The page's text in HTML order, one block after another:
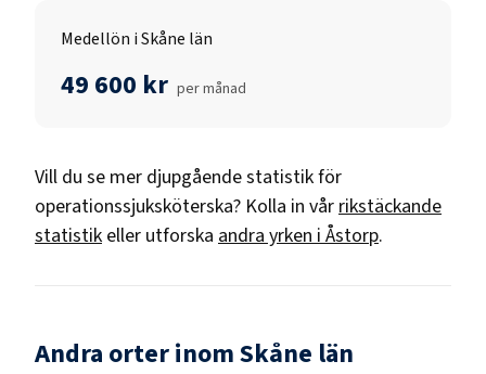
Medellön i Skåne län
49 600 kr per månad
Vill du se mer djupgående statistik för
operationssjuksköterska? Kolla in vår rikstäckande
statistik eller utforska andra yrken i Åstorp.
Andra orter inom Skåne län